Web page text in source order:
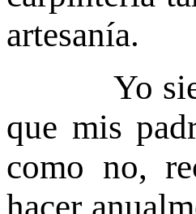
artesanía.
Yo
que mis
como no,
hacer